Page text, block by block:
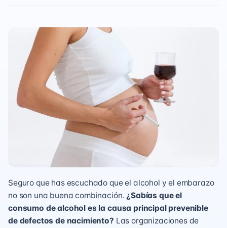
Seguro que has escuchado que el alcohol y el embarazo
no son una buena combinación.¿Sabías que el
consumo de alcohol es la causa principal prevenible
de defectos de nacimiento? Las organizaciones de